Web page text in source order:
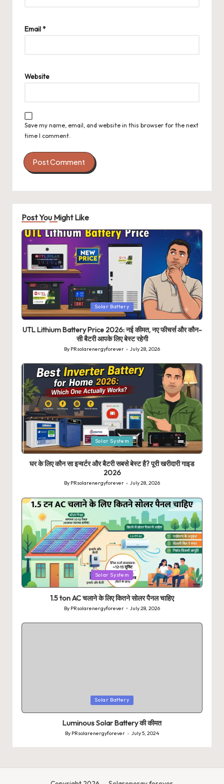
Email*
Website
Save my name, email, and website in this browser for the next
time I comment.
Post You Might Like
Posted
in
Solar Battery
UTL Lithium Battery Price 2026: नई कीमत, नए फीचर्स और कौन-
सी बैटरी आपके लिए बेस्ट रहेगी
Posted
by
By PRsolarenergyforever July 28, 2026
Posted
in
Solar System
घर के लिए कौन सा इन्वर्टर और बैटरी सबसे बेस्ट है? पूरी खरीदारी गाइड
2026
Posted
By PRsolarenergyforever July 28, 2026
Posted
in
Solar System
1.5 ton AC चलाने के लिए कितने सोलर पैनल चाहिए
Posted
by
By PRsolarenergyforever July 28, 2026
Solar Battery
Luminous Solar Battery की कीमत
Posted
by
By PRsolarenergyforever July 5, 2024